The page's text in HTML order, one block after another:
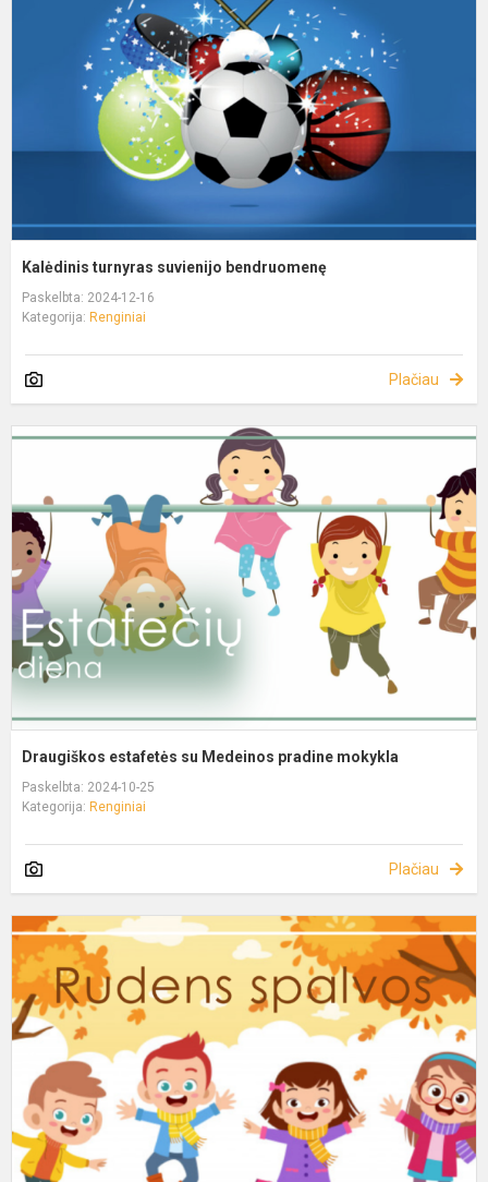
Kalėdinis turnyras suvienijo bendruomenę
Paskelbta: 2024-12-16
Kategorija: Renginiai
Plačiau
Draugiškos estafetės su Medeinos pradine mokykla
Paskelbta: 2024-10-25
Kategorija: Renginiai
Plačiau